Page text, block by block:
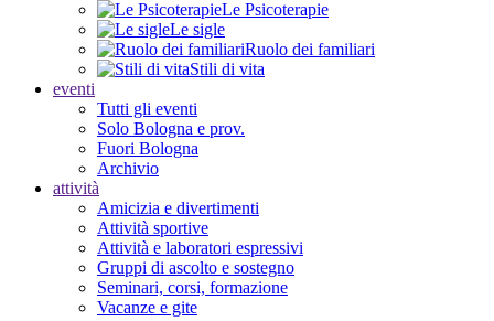
Le Psicoterapie
Le sigle
Ruolo dei familiari
Stili di vita
eventi
Tutti gli eventi
Solo Bologna e prov.
Fuori Bologna
Archivio
attività
Amicizia e divertimenti
Attività sportive
Attività e laboratori espressivi
Gruppi di ascolto e sostegno
Seminari, corsi, formazione
Vacanze e gite